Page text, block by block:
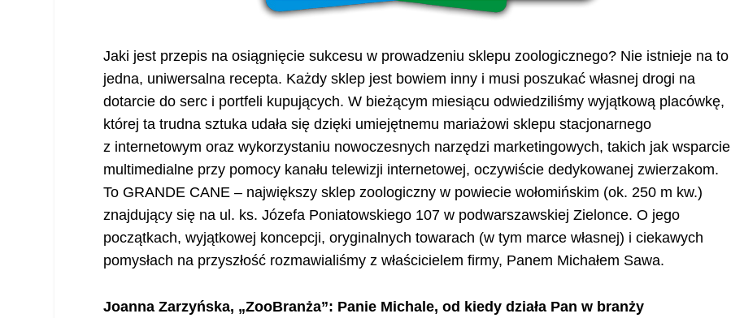
Jaki jest przepis na osiągnięcie sukcesu w prowadzeniu sklepu zoologicznego? Nie istnieje na to
jedna, uniwersalna recepta. Każdy sklep jest bowiem inny i musi poszukać własnej drogi na
dotarcie do serc i portfeli kupujących. W bieżącym miesiącu odwiedziliśmy wyjątkową placówkę,
której ta trudna sztuka udała się dzięki umiejętnemu mariażowi sklepu stacjonarnego
z internetowym oraz wykorzystaniu nowoczesnych narzędzi marketingowych, takich jak wsparcie
multimedialne przy pomocy kanału telewizji internetowej, oczywiście dedykowanej zwierzakom.
To GRANDE CANE – największy sklep zoologiczny w powiecie wołomińskim (ok. 250 m kw.)
znajdujący się na ul. ks. Józefa Poniatowskiego 107 w podwarszawskiej Zielonce. O jego
początkach, wyjątkowej koncepcji, oryginalnych towarach (w tym marce własnej) i ciekawych
pomysłach na przyszłość rozmawialiśmy z właścicielem firmy, Panem Michałem Sawa.
Joanna Zarzyńska, „ZooBranża”: Panie Michale, od kiedy działa Pan w branży